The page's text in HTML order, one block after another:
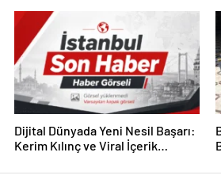
Dijital Dünyada Yeni Nesil Başarı:
Kerim Kılınç ve Viral İçerik